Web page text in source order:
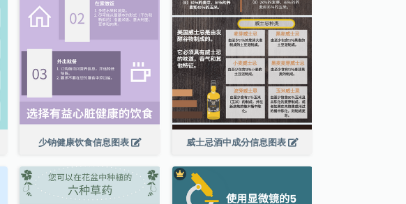
少钠健康饮食信息图表 威士忌酒中成分信息图表